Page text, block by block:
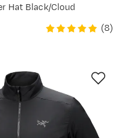
Hat Black/Cloud
(8)